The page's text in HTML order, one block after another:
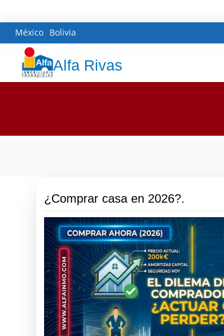
México Bolivia
Alfa Rivas
¿Comprar casa en 2026?.